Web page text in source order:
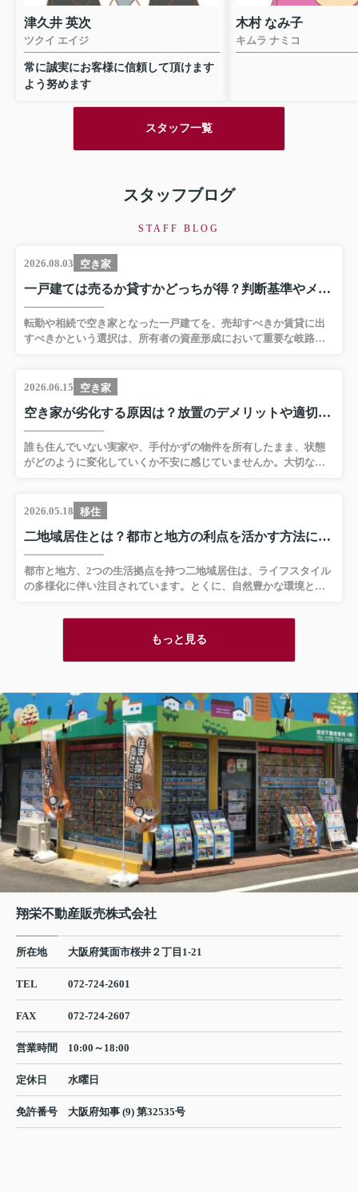
そんな木村さんが長年ご活躍されてい
る翔栄さんもとても素敵な不動産屋さ
んだなと思います。
また、質問に対してい
の都度不安が解消され
ました。この「お客様
間性の表れであり何よ
と感じた点でございま
書類や手続きのタイミ
ことなく進めることが
村さんのきめ細やかな
この度の木村さんのよ
家に出会え、心安らぐ
とこそが、何よりも大
た。
津久井 英次
ツクイ エイジ
常に誠実にお客様に信頼して頂けます
よう努めます
木村 なみ子
キムラ ナミコ
スタッフ一覧
スタッフブログ
STAFF BLOG
2026.08.03 空き家
一戸建ては売るか貸すかどっちが得？判断基準やメリットについても解説
転勤や相続で空き家となった一戸建てを、売却すべきか賃貸に出
すべきかという選択は、所有者の資産形成において重要な岐路で
必要があります。本記事では、一戸建ては売るか、貸すか、それ
ぞれの判断基準やメリットも解説します。▼ 不動産売却をしたい
方はこちらをクリック ▼売却査定フォームへ進む一戸建ては売る
と貸すどっちがお得一戸建てを売却するか賃貸にするかの判断
は、所有者が重視する目的や物件の立地条件によって、異なって
きます。売却を選択することで、固定資産税や都市計画税といっ
2026.06.15 空き家
空き家が劣化する原因は？放置のデメリットや適切な管理方法も解説
誰も住んでいない実家や、手付かずの物件を所有したまま、状態
がどのように変化していくか不安に感じていませんか。大切な資
が劣化する原因やデメリット、適切な管理の重要性について解説
します。▼ 不動産売却をしたい方はこちらをクリック ▼売却査定
フォームへ進む空き家の劣化を早める原因誰も住んでいない建物
は、日々の生活でおこなわれる手入れが途絶えるため、不具合の
発見が遅れやすくなります。なかでも換気不足は、室内や床下に
湿気を滞留させ、木部の腐朽や、シロアリ被害を誘発する要因と
2026.05.18 移住
二地域居住とは？都市と地方の利点を活かす方法についても解説
都市と地方、2つの生活拠点を持つ二地域居住は、ライフスタイル
の多様化に伴い注目されています。とくに、自然豊かな環境と都
本記事では、二地域居住の基本的な考え方や魅力、注意点につい
て解説いたします。▼ 物件情報が見たい方はこちらをクリック ▼
箕面市の居住用賃貸物件一覧へ進む二地域居住の暮らしについて
二地域居住とは、異なる地域に二つの生活拠点を持ち、行き来す
点として地方や田舎に住宅を構え、週末や季節ごとに滞在するス
タイルが一般的です。また、こうした暮らし方は、多様化するラ
イフスタイルに...
もっと見る
翔栄不動産販売株式会社
所在地 大阪府箕面市桜井２丁目1-21
TEL 072-724-2601
FAX 072-724-2607
営業時間 10:00～18:00
定休日 水曜日
免許番号 大阪府知事 (9) 第32535号